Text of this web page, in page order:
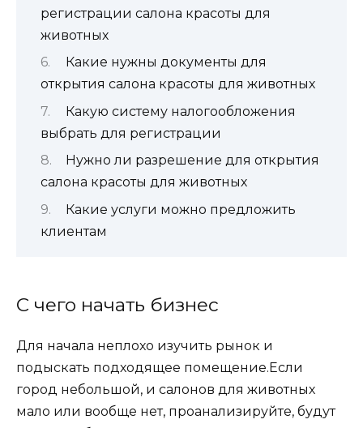
регистрации салона красоты для
животных
Какие нужны документы для
открытия салона красоты для животных
Какую систему налогообложения
выбрать для регистрации
Нужно ли разрешение для открытия
салона красоты для животных
Какие услуги можно предложить
клиентам
С чего начать бизнес
Для начала неплохо изучить рынок и
подыскать подходящее помещение.Если
город небольшой, и салонов для животных
мало или вообще нет, проанализируйте, будут